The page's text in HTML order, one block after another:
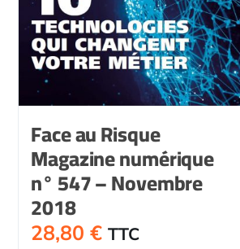
Face au Risque
Magazine numérique
n° 547 – Novembre
2018
28,80 € TTC